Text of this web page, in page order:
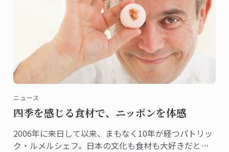
ニュース
四季を感じる食材で、ニッポンを体感
2006年に来日して以来、まもなく10年が経つパトリッ
ク・ルメルシェフ。日本の文化も食材も大好きだとい